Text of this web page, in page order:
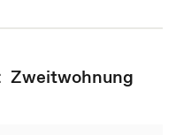
Zweitwohnung